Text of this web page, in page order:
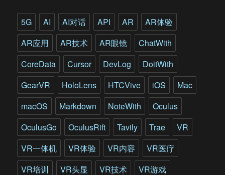
术
表
达
人
文
关
5G AI AI对话 API AR
AR体验
AR应用
AR技术 AR眼镜
ChatWith
CoreData
Cursor DevLog
DoitWith
GearVR
HoloLens HTCVive iOS
Mac
macOS
Markdown NoteWith
Oculus
OculusGo
OculusRift Tavily Trae
VR
VR一体机
VR体验 VR内容
VR医疗
VR培训
VR头显 VR技术
VR游戏